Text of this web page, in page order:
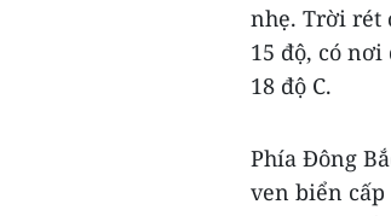
nhẹ. Trời rét
15 độ, có
18 độ C.
Phía Đông
ven biển